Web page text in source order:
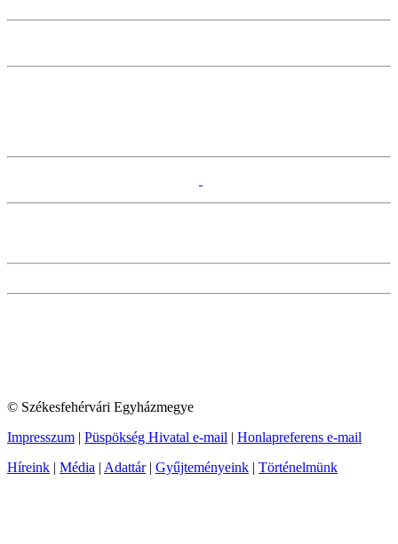
© Székesfehérvári Egyházmegye
Impresszum | Püspökség Hivatal e-mail | Honlapreferens e-mail
Híreink | Média | Adattár| Gyűjteményeink | Történelmünk